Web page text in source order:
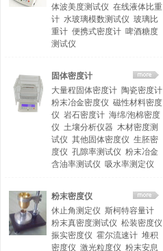
体波美度测试仪 在线液体比重
计 水玻璃模数测试仪 玻璃比
重计 便携式密度计 啤酒糖度
测试仪
固体密度计
大量程固体密度计 陶瓷密度计
粉末冶金密度仪 磁性材料密度
仪 岩石密度计 海绵/泡棉密度
仪 土壤分析仪器 木材密度测
试仪 其他固体密度仪 生胚密
度仪 孔隙率测试仪 粉末冶金
含油率测试仪 吸水率测定仪
粉末密度仪
休止角测定仪 斯柯特容量计
粉末真密度测试仪 松装密度仪
振实密度仪 霍尔流速计 堆积
密度仪 激光粒度仪 粉末安息